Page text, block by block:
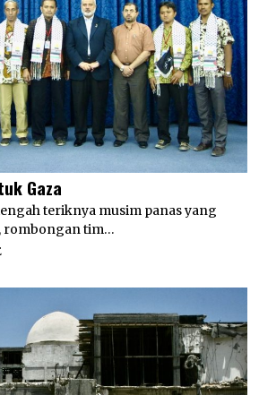
Gaza
teriknya musim panas yang
rombongan tim…